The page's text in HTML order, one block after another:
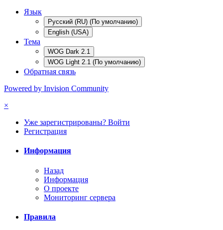
Язык
Русский (RU) (По умолчанию)
English (USA)
Тема
WOG Dark 2.1
WOG Light 2.1 (По умолчанию)
Обратная связь
Powered by Invision Community
×
Уже зарегистрированы? Войти
Регистрация
Информация
Назад
Информация
О проекте
Мониторинг сервера
Правила